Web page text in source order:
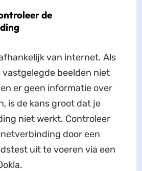
de
van internet. Als
vastgelegde beelden niet
er geen informatie over
is de kans groot dat je
niet werkt. Controleer
door een
uit te voeren via een